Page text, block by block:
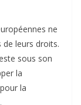
ne
leurs droits.
sous son
la
la